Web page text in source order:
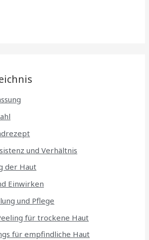
und Verhältnis
der Haut
Einwirken
und Pflege
für trockene Haut
für empfindliche Haut